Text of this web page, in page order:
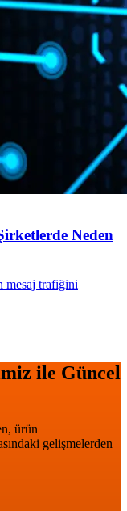
Neden
mesaj trafiğini
ile Güncel
ürün
gelişmelerden